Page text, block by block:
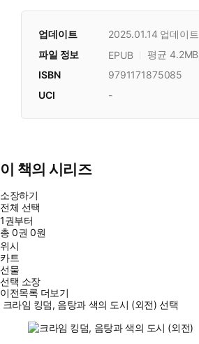
업데이트 2025.01.14 업데이트
파일 정보 EPUB
평균 4.2MB
ISBN
9791171875085
UCI
-
이 책의 시리즈
소장하기
전체 선택
1권부터
총0권 0원
위시
카트
선물
선택 소장
이전목록 더보기
크라임 킹덤, 음탕과 색의 도시 (외전) 선택